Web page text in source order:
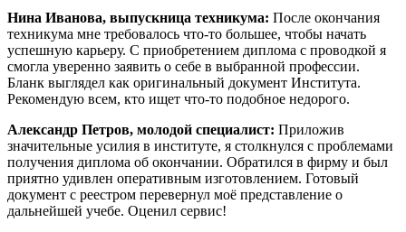
Нина Иванова, выпускница техникума: После окончания
техникума мне требовалось что-то большее, чтобы начать
успешную карьеру. С приобретением диплома с проводкой я
смогла уверенно заявить о себе в выбранной профессии.
Бланк выглядел как оригинальный документ Института.
Рекомендую всем, кто ищет что-то подобное недорого.
Александр Петров, молодой специалист: Приложив
значительные усилия в институте, я столкнулся с проблемами
получения диплома об окончании. Обратился в фирму и был
приятно удивлен оперативным изготовлением. Готовый
документ с реестром перевернул моё представление о
дальнейшей учебе. Оценил сервис!